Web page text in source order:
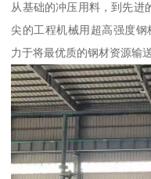
从基础的冲压用料，到先进
尖的工程机械用超高强度
力于将最优质的钢材资源输